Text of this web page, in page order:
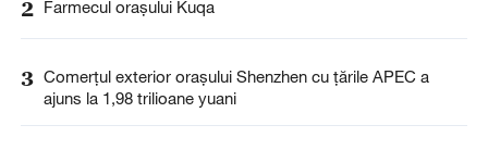
2 Farmecul orașului Kuqa
3 Comerțul exterior orașului Shenzhen cu țările APEC a
ajuns la 1,98 trilioane yuani